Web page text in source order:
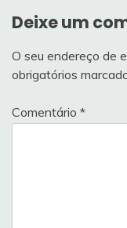
Deixe um
O seu endereço de
obrigatórios
Comentário *